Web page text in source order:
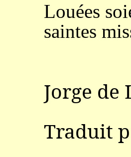
Louées
saintes
Jorge de
Traduit